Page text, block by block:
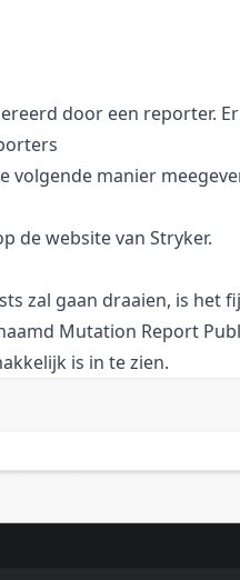
door een reporter.
volgende manier
dewebsitevan Stryker.
zal gaan draaien, is het
Mutation Report
is in te zien.